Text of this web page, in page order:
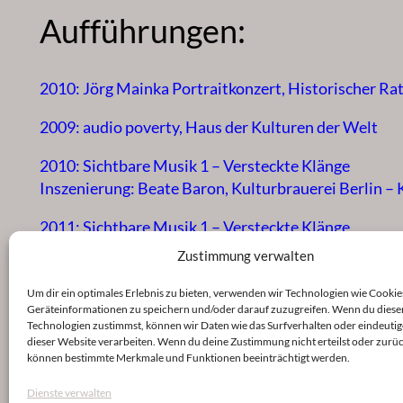
Zustimmung verwalten
Um dir ein optimales Erlebnis zu bieten, verwenden wir Technologien wie
Geräteinformationen zu speichern und/oder darauf zuzugreifen. Wenn du
Technologien zustimmst, können wir Daten wie das Surfverhalten oder
dieser Website verarbeiten. Wenn du deine Zustimmung nicht erteilst oder
können bestimmte Merkmale und Funktionen beeinträchtigt werden.
Dienste verwalten
Aufführungen:
2010: Jörg Mainka Portraitkonzert, Historischer
2009: audio poverty, Haus der Kulturen der Welt
2010: Sichtbare Musik 1 – Versteckte Klänge
Inszenierung: Beate Baron, Kulturbrauerei Berlin –
2011: Sichtbare Musik 1 – Versteckte Klänge
Inszenierung: Beate Baron, Kulturzentrum
2012: ensemble mosaik berlin
zum 15jährigen Bestehen, Theater “Kleines Haus”